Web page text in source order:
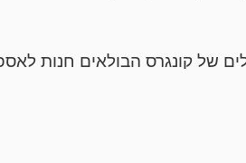
אני בעל ניסיון של 12 שנים בתחום הבולאות בתור כותב